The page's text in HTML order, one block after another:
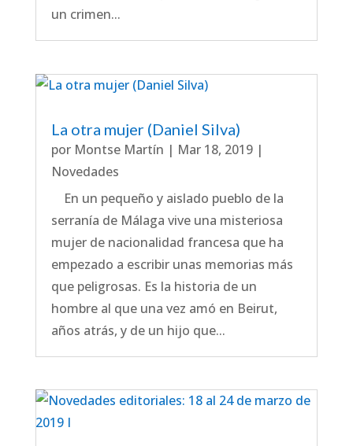
un crimen...
La otra mujer (Daniel Silva)
por Montse Martín | Mar 18, 2019|
Novedades
En un pequeño y aislado pueblo de la
serranía de Málaga vive una misteriosa
mujer de nacionalidad francesa que ha
empezado a escribir unas memorias más
que peligrosas. Es la historia de un
hombre al que una vez amó en Beirut,
años atrás, y de un hijo que...